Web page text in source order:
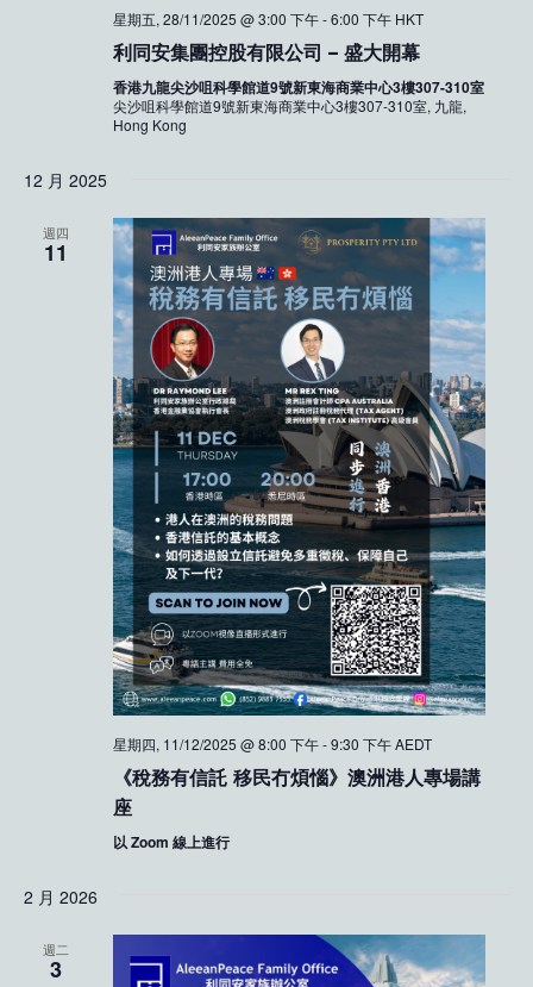
星期五, 28/11/2025 @ 3:00 下午-6:00 下午 HKT
利同安集團控股有限公司 – 盛大開幕
香港九龍尖沙咀科學館道9號新東海商業中心3樓307-310室
尖沙咀科學館道9號新東海商業中心3樓307-310室, 九龍,
Hong Kong
12 月 2025
週四
11
星期四, 11/12/2025 @ 8:00 下午-9:30 下午 AEDT
《稅務有信託 移民冇煩惱》澳洲港人專場講
座
以 Zoom 線上進行
2 月 2026
週二
3